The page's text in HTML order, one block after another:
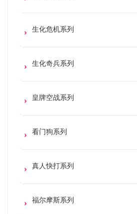
生化危机系列
生化奇兵系列
皇牌空战系列
看门狗系列
真人快打系列
福尔摩斯系列